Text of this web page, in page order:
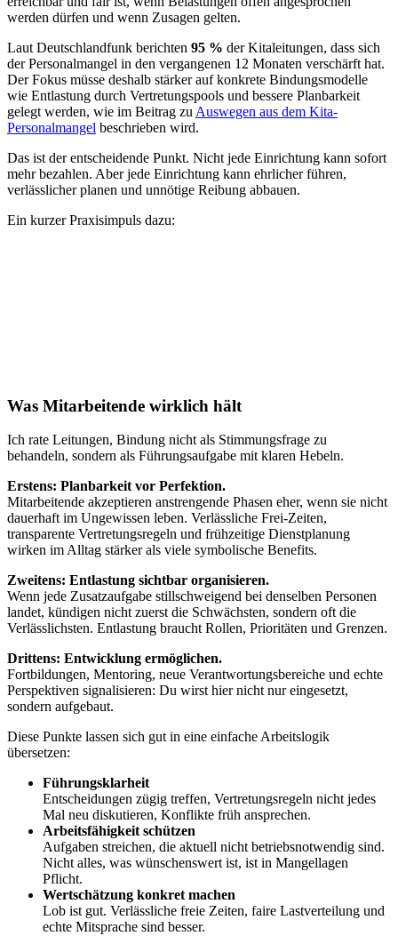
werden dürfen und wenn Zusagen gelten.
Laut Deutschlandfunk berichten 95 % der Kitaleitungen, dass sich
der Personalmangel in den vergangenen 12 Monaten verschärft hat.
Der Fokus müsse deshalb stärker auf konkrete Bindungsmodelle
wie Entlastung durch Vertretungspools und bessere Planbarkeit
gelegt werden, wie im Beitrag zu Auswegen aus dem Kita-
Personalmangel beschrieben wird.
Das ist der entscheidende Punkt. Nicht jede Einrichtung kann sofort
mehr bezahlen. Aber jede Einrichtung kann ehrlicher führen,
verlässlicher planen und unnötige Reibung abbauen.
Ein kurzer Praxisimpuls dazu:
Was Mitarbeitende wirklich hält
Ich rate Leitungen, Bindung nicht als Stimmungsfrage zu
behandeln, sondern als Führungsaufgabe mit klaren Hebeln.
Erstens: Planbarkeit vor Perfektion.
Mitarbeitende akzeptieren anstrengende Phasen eher, wenn sie nicht
dauerhaft im Ungewissen leben. Verlässliche Frei-Zeiten,
transparente Vertretungsregeln und frühzeitige Dienstplanung
wirken im Alltag stärker als viele symbolische Benefits.
Zweitens: Entlastung sichtbar organisieren.
Wenn jede Zusatzaufgabe stillschweigend bei denselben Personen
landet, kündigen nicht zuerst die Schwächsten, sondern oft die
Verlässlichsten. Entlastung braucht Rollen, Prioritäten und Grenzen.
Drittens: Entwicklung ermöglichen.
Fortbildungen, Mentoring, neue Verantwortungsbereiche und echte
Perspektiven signalisieren: Du wirst hier nicht nur eingesetzt,
sondern aufgebaut.
Diese Punkte lassen sich gut in eine einfache Arbeitslogik
übersetzen:
Führungsklarheit
Entscheidungen zügig treffen, Vertretungsregeln nicht jedes
Mal neu diskutieren, Konflikte früh ansprechen.
Arbeitsfähigkeit schützen
Aufgaben streichen, die aktuell nicht betriebsnotwendig sind.
Nicht alles, was wünschenswert ist, ist in Mangellagen
Pflicht.
Wertschätzung konkret machen
Lob ist gut. Verlässliche freie Zeiten, faire Lastverteilung und
echte Mitsprache sind besser.